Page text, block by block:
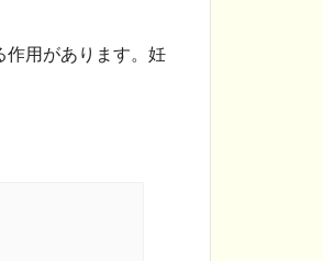
作用があります。妊